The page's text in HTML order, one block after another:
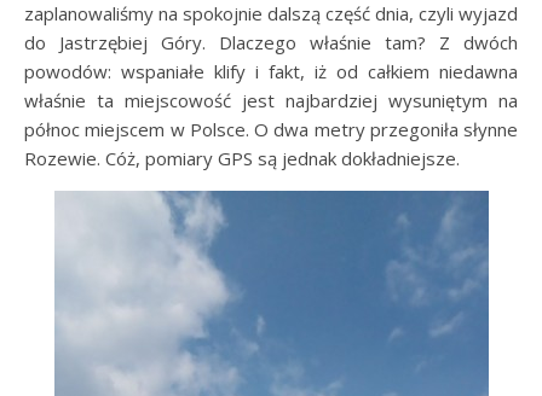
zaplanowaliśmy na spokojnie dalszą część dnia, czyli wyjazd
do Jastrzębiej Góry. Dlaczego właśnie tam? Z dwóch
powodów: wspaniałe klify i fakt, iż od całkiem niedawna
właśnie ta miejscowość jest najbardziej wysuniętym na
północ miejscem w Polsce. O dwa metry przegoniła słynne
Rozewie. Cóż, pomiary GPS są jednak dokładniejsze.